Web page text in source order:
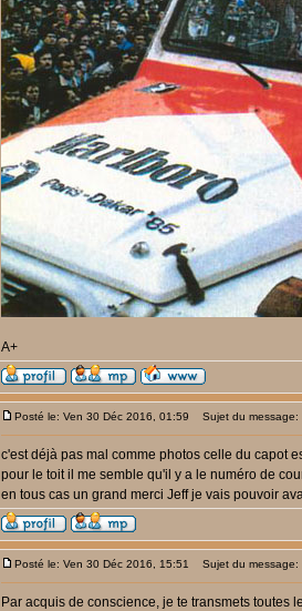
A+
Posté le: Ven 30 Déc 2016, 01:59 Sujet du message:
c'est déjà pas mal comme photos celle du capot
pour le toit il me semble qu'il y a le numéro de
en tous cas un grand merci Jeff je vais pouvoir
Posté le: Ven 30 Déc 2016, 15:51 Sujet du message:
Par acquis de conscience, je te transmets toutes